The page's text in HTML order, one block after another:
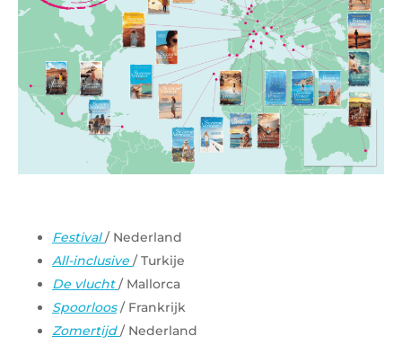
Festival/ Nederland
All-inclusive / Turkije
De vlucht / Mallorca
Spoorloos / Frankrijk
Zomertijd / Nederland